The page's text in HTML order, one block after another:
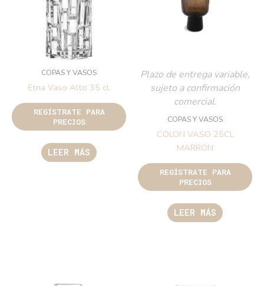
COPAS Y VASOS
Etna Vaso Alto 35 cl.
REGÍSTRATE PARA
PRECIOS
LEER MÁS
Plazo de entrega variable,
sujeto a confirmación
comercial.
COPAS Y VASOS
COLON VASO 25CL
MARRON
REGÍSTRATE PARA
PRECIOS
LEER MÁS